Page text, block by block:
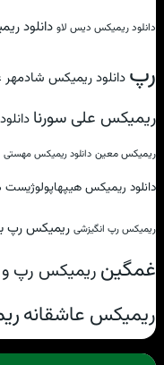
دانلود ریمیکس دیس لاو دانلود
رپ دانلود ریمیکس شادمهر
ریمیکس علی سورنا
ریمیکس معین دانلود ریمیکس مهستی
دانلود ریمیکس هیپهاپولوژیست
ریمیکس رپ انگیزشی ریمیکس رپ
غمگینریمیکس رپ
ریمیکس عاشقانه